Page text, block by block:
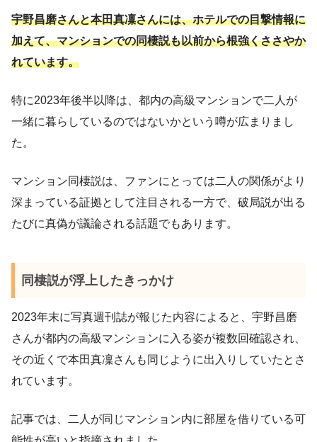
宇野昌磨さんと本田真凜さんには、ホテルでの目撃情報に
加えて、マンションでの同棲説も以前から根強くささやか
れています。
特に2023年後半以降は、都内の高級マンションで二人が
一緒に暮らしているのではないかという噂が広まりまし
た。
マンション同棲説は、ファンにとっては二人の関係がより
深まっている証拠として注目される一方で、破局説が出る
たびに真偽が議論される話題でもあります。
同棲説が浮上したきっかけ
2023年末に写真週刊誌が報じた内容によると、宇野昌磨
さんが都内の高級マンションに入る姿が複数回確認され、
その近くで本田真凜さんも同じように出入りしていたとさ
れています。
記事では、二人が同じマンション内に部屋を借りている可